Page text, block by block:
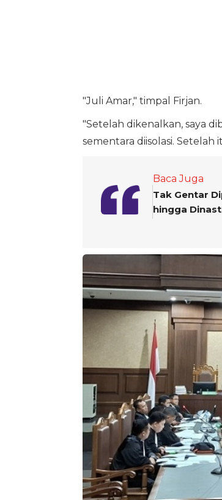
"Juli Amar," timpal Firjan.
"Setelah dikenalkan, saya
sementara diisolasi.
Baca Juga
Tak Gentar
hingga